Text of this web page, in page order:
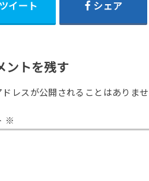
ツイート シェア
ントを残す
ドレスが公開されることはありませ
※